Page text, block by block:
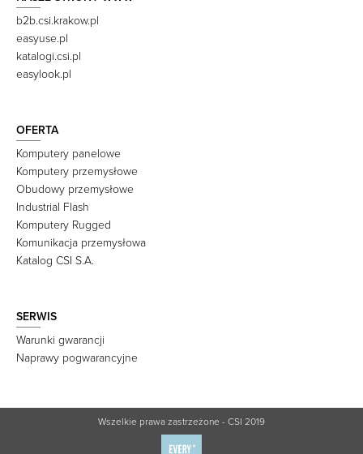
b2b.csi.krakow.pl
easyuse.pl
katalogi.csi.pl
easylook.pl
OFERTA
Komputery panelowe
Komputery przemysłowe
Obudowy przemysłowe
Industrial Flash
Komputery Rugged
Komunikacja przemysłowa
Katalog CSI S.A.
SERWIS
Warunki gwarancji
Naprawy pogwarancyjne
Wszelkie prawa zastrzeżone - CSI 2019